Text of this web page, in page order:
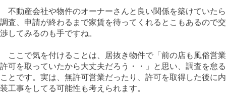
不動産会社や物件のオーナーさんと良い関係を築けていたら
調査、申請が終わるまで家賃を待ってくれるとこもあるので交
渉してみるのも手ですね。
ここで気を付けることは、居抜き物件で「前の店も風俗営業
許可を取っていたから大丈夫だろう・・」と思い、調査を怠る
ことです。実は、無許可営業だったり、許可を取得した後に内
装工事をしてる可能性も考えられます。